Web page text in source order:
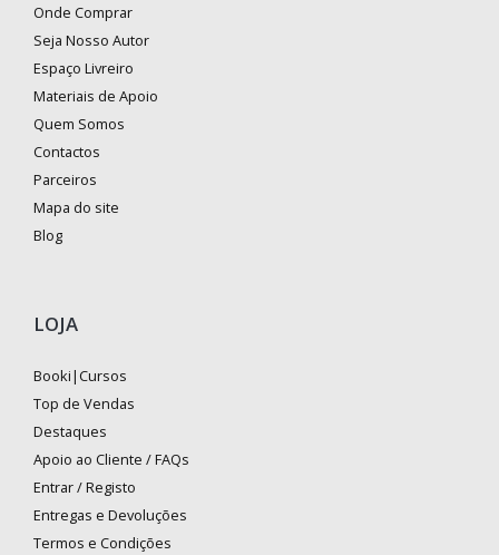
Onde Comprar
Seja Nosso Autor
Espaço Livreiro
Materiais de Apoio
Quem Somos
Contactos
Parceiros
Mapa do site
Blog
LOJA
Booki|Cursos
Top de Vendas
Destaques
Apoio ao Cliente / FAQs
Entrar / Registo
Entregas e Devoluções
Termos e Condições